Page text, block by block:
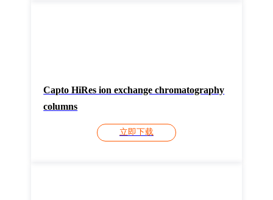
Capto HiRes ion exchange chromatography
columns
立即下载